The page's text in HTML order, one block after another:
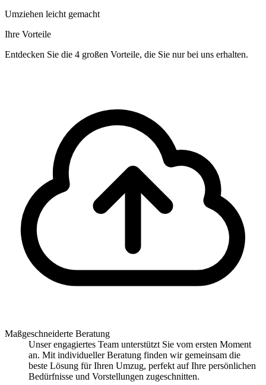
Umziehen leicht gemacht
Ihre Vorteile
Entdecken Sie die 4 großen Vorteile, die Sie nur bei uns erhalten.
Maßgeschneiderte Beratung
Unser engagiertes Team unterstützt Sie vom ersten Moment
an. Mit individueller Beratung finden wir gemeinsam die
beste Lösung für Ihren Umzug, perfekt auf Ihre persönlichen
Bedürfnisse und Vorstellungen zugeschnitten.